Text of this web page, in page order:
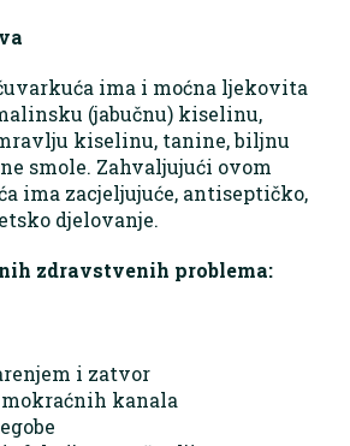
ima i moćna ljekovita
(jabučnu) kiselinu,
kiselinu, tanine, biljnu
smole. Zahvaljujući ovom
ima zacjeljujuće, antiseptičko,
djelovanje.
zdravstvenih problema:
i zatvor
kanala